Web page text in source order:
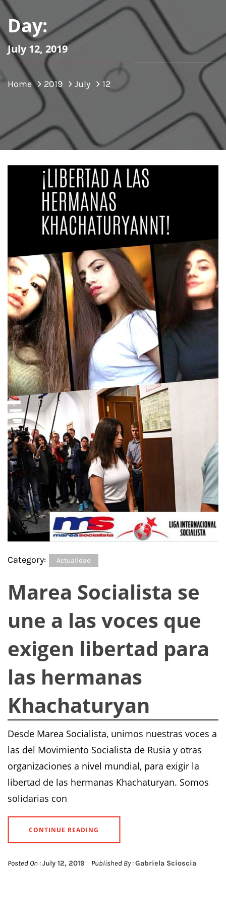
Day:
July 12, 2019
Home 2019 July 12
Category: Actualidad
Marea Socialista se
une a las voces que
exigen libertad para
las hermanas
Khachaturyan
Desde Marea Socialista, unimos nuestras voces a
las del Movimiento Socialista de Rusia y otras
organizaciones a nivel mundial, para exigir la
libertad de las hermanas Khachaturyan. Somos
solidarias con
CONTINUE READING
Posted On :July 12, 2019 Published By :Gabriela Scioscia